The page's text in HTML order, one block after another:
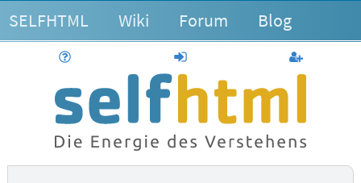
SELFHTML Wiki Forum Blog
anmelden